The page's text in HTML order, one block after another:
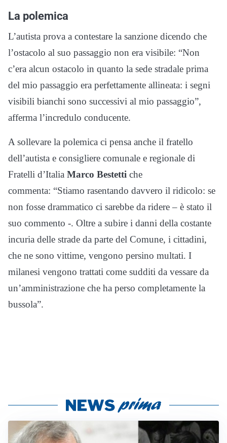
La polemica
L’autista prova a contestare la sanzione dicendo che
l’ostacolo al suo passaggio non era visibile: “Non
c’era alcun ostacolo in quanto la sede stradale prima
del mio passaggio era perfettamente allineata: i segni
visibili bianchi sono successivi al mio passaggio”,
afferma l’incredulo conducente.
A sollevare la polemica ci pensa anche il fratello
dell’autista e consigliere comunale e regionale di
Fratelli d’Italia Marco Bestetti che
commenta: “Stiamo rasentando davvero il ridicolo: se
non fosse drammatico ci sarebbe da ridere – è stato il
suo commento -. Oltre a subire i danni della costante
incuria delle strade da parte del Comune, i cittadini,
che ne sono vittime, vengono persino multati. I
milanesi vengono trattati come sudditi da vessare da
un’amministrazione che ha perso completamente la
bussola”.